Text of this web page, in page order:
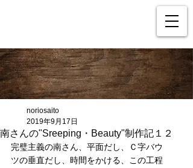
南さんの"Sreeping・Beauty"制作記１２
noriosaito
2019年9月17日
完璧主義の南さん、平面だし、Ｃ字バウ
ツの垂直だし、時間をかける、この工程